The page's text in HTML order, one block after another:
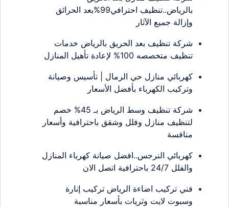
بالرياض..تنظيف احترافي99%بعد الحرائق
وإزالة جميع الآثار
شركة تنظيف بعد الحريق بالرياض خدمات
تنظيف متخصصه 100% لإعادة تأهيل المنازل
كهربائي منازل حي الرمال | تأسيس وصيانة
وتركيب الكهرباء بأفضل الأسعار
شركة تنظيف وسط الرياض بـ 45% خصم
لتنظيف منازل وفلل وشقق باحترافية وأسعار
منافسة
كهربائي النرجس..افضل صيانة كهرباء المنازل
والفلل 24/7 باحترافية اتصل الان
فني تركيب اضاءة الرياض تركيب إنارة
وسبوت لايت وثريات بأسعار مناسبة